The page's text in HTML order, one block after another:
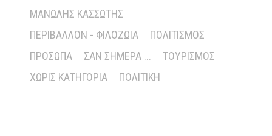
ΜΑΝΏΛΗΣ ΚΑΣΣΏΤΗΣ
ΠΕΡΙΒΆΛΛΟΝ - ΦΙΛΟΖΩΊΑ
ΠΟΛΙΤΙΣΜΌΣ
ΠΡΌΣΩΠΑ
ΣΑΝ ΣΉΜΕΡΑ ...
ΤΟΥΡΙΣΜΌΣ
ΧΩΡΊΣ ΚΑΤΗΓΟΡΊΑ
ΠΟΛΙΤΙΚΉ